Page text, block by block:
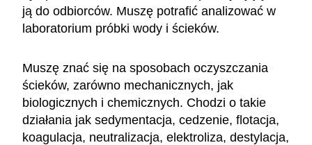
ją do odbiorców. Muszę potrafić analizować w
laboratorium próbki wody i ścieków.
Muszę znać się na sposobach oczyszczania
ścieków, zarówno mechanicznych, jak
biologicznych i chemicznych. Chodzi o takie
działania jak sedymentacja, cedzenie, flotacja,
koagulacja, neutralizacja, elektroliza, destylacja,